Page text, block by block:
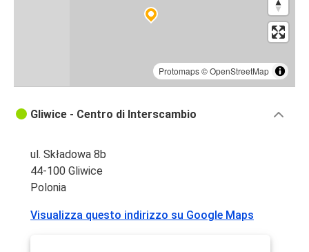
Protomaps©OpenStreetMap
Gliwice - Centro di Interscambio
ul. Składowa 8b
44-100 Gliwice
Polonia
Visualizza questo indirizzo su Google Maps